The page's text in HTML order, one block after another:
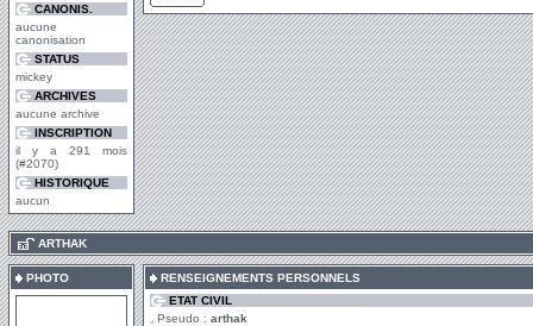
CANONIS.
aucune
canonisation
STATUS
mickey
ARCHIVES
aucune archive
INSCRIPTION
il y a 291 mois
(#2070)
HISTORIQUE
aucun
ARTHAK
PHOTO
RENSEIGNEMENTS PERSONNELS
ETAT CIVIL
Pseudo : arthak